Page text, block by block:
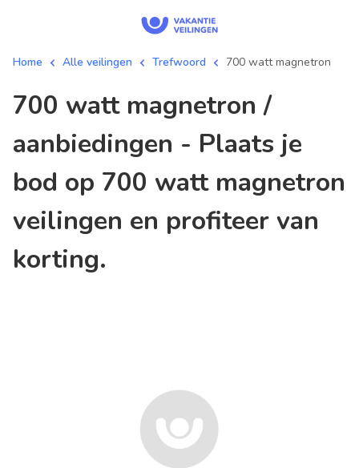
Home Alle veilingen Trefwoord 700 watt magnetron
700 watt magnetron /
aanbiedingen - Plaats je
bod op 700 watt magnetron
veilingen en profiteer van
korting.